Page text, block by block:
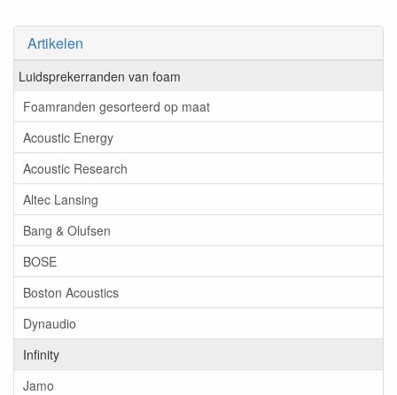
Artikelen
Luidsprekerranden van foam
Foamranden gesorteerd op maat
Acoustic Energy
Acoustic Research
Altec Lansing
Bang & Olufsen
BOSE
Boston Acoustics
Dynaudio
Infinity
Jamo